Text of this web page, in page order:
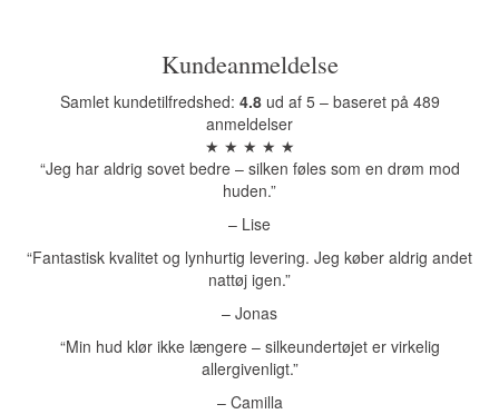
Kundeanmeldelse
Samlet kundetilfredshed: 4.8ud af 5 – baseret på 489
anmeldelser
★ ★ ★ ★ ★
“Jeg har aldrig sovet bedre – silken føles som en drøm mod
huden.”
– Lise
“Fantastisk kvalitet og lynhurtig levering. Jeg køber aldrig andet
nattøj igen.”
– Jonas
“Min hud klør ikke længere – silkeundertøjet er virkelig
allergivenligt.”
– Camilla